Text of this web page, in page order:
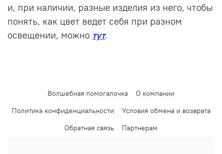
и, при наличии, разные изделия из него, чтобы
понять, как цвет ведет себя при разном
освещении, можно тут.
Волшебная помогалочка
О компании
Политика конфиденциальности
Условия обмена и возврата
Обратная связь
Партнерам